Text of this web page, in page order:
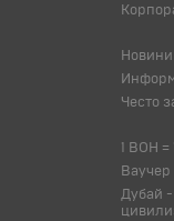
Новини
Често
1 BOH =
Ваучер
Дубай -